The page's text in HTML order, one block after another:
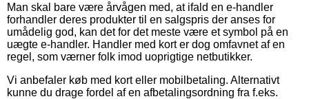
Man skal bare være årvågen med, at ifald en e-handler
forhandler deres produkter til en salgspris der anses for
umådelig god, kan det for det meste være et symbol på en
uægte e-handler. Handler med kort er dog omfavnet af en
regel, som værner folk imod uoprigtige netbutikker.
Vi anbefaler køb med kort eller mobilbetaling. Alternativt
kunne du drage fordel af en afbetalingsordning fra f.eks.